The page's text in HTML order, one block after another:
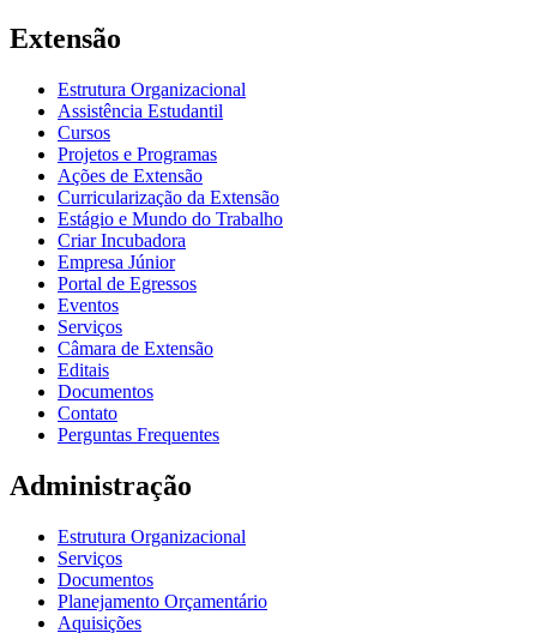
Extensão
Estrutura Organizacional
Assistência Estudantil
Cursos
Projetos e Programas
Ações de Extensão
Curricularização da Extensão
Estágio e Mundo do Trabalho
Criar Incubadora
Empresa Júnior
Portal de Egressos
Eventos
Serviços
Câmara de Extensão
Editais
Documentos
Contato
Perguntas Frequentes
Administração
Estrutura Organizacional
Serviços
Documentos
Planejamento Orçamentário
Aquisições